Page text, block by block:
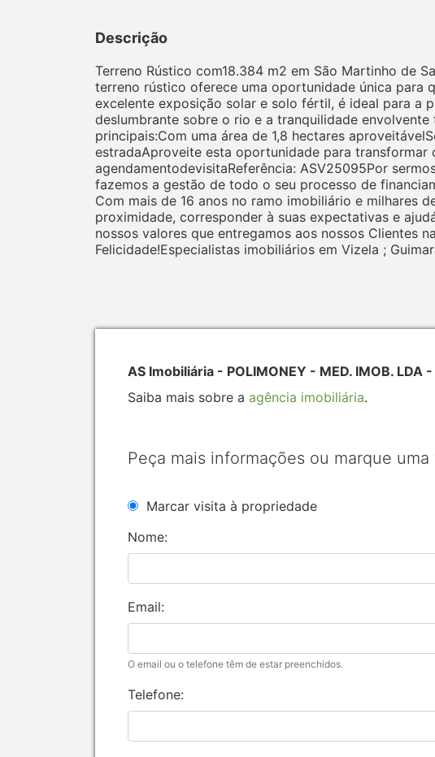
Descrição
Terreno Rústico com18.384 m2 em São Martinho de
terreno rústico oferece uma oportunidade única para
excelente exposição solar e solo fértil, é ideal para a
deslumbrante sobre o rio e a tranquilidade
principais:Com uma área de 1,8 hectares
estradaAproveite esta oportunidade para
agendamentodevisitaReferência: ASV25095Por
fazemos a gestão de todo o seu processo de
Com mais de 16 anos no ramo imobiliário e milhares
proximidade, corresponder à suas expectativas e
nossos valores que entregamos aos nossos Clientes
Felicidade!Especialistas imobiliários em Vizela ;
AS Imobiliária - POLIMONEY - MED. IMOB. LDA
Saiba mais sobre a agência imobiliária.
Peça mais informações ou marque
Marcar visita à propriedade
Nome:
Email:
O email ou o telefone têm de estar preenchidos.
Telefone: